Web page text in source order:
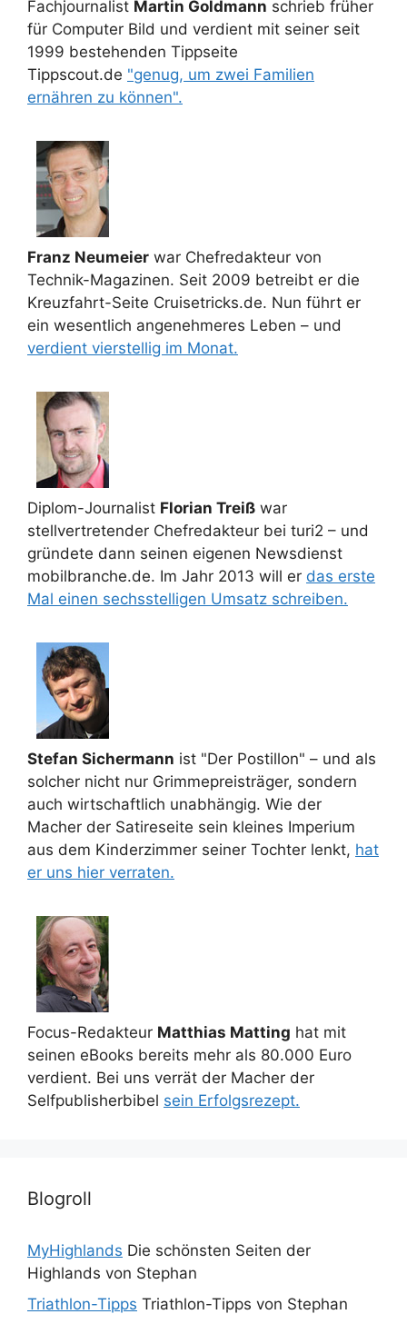
Fachjournalist Martin Goldmann schrieb früher
für Computer Bild und verdient mit seiner seit
1999 bestehenden Tippseite
Tippscout.de "genug, um zwei Familien
ernähren zu können".
Franz Neumeier war Chefredakteur von
Technik-Magazinen. Seit 2009 betreibt er die
Kreuzfahrt-Seite Cruisetricks.de. Nun führt er
ein wesentlich angenehmeres Leben – und
verdient vierstellig im Monat.
Diplom-Journalist Florian Treiß war
stellvertretender Chefredakteur bei turi2 – und
gründete dann seinen eigenen Newsdienst
mobilbranche.de. Im Jahr 2013 will er das erste
Mal einen sechsstelligen Umsatz schreiben.
Stefan Sichermann ist "Der Postillon" – und als
solcher nicht nur Grimmepreisträger, sondern
auch wirtschaftlich unabhängig. Wie der
Macher der Satireseite sein kleines Imperium
aus dem Kinderzimmer seiner Tochter lenkt, hat
er uns hier verraten.
Focus-Redakteur Matthias Matting hat mit
seinen eBooks bereits mehr als 80.000 Euro
verdient. Bei uns verrät der Macher der
Selfpublisherbibel sein Erfolgsrezept.
Blogroll
MyHighlands Die schönsten Seiten der
Highlands von Stephan
Triathlon-Tipps Triathlon-Tipps von Stephan